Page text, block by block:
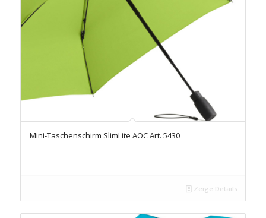
Mini-Taschenschirm SlimLite AOC Art. 5430
Zeige Details